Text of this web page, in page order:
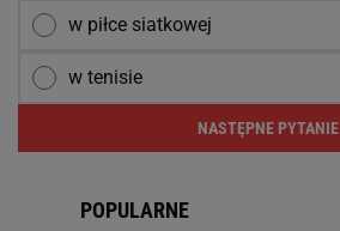
w piłce siatkowej
w tenisie
NASTĘPNE PYTANIE
POPULARNE